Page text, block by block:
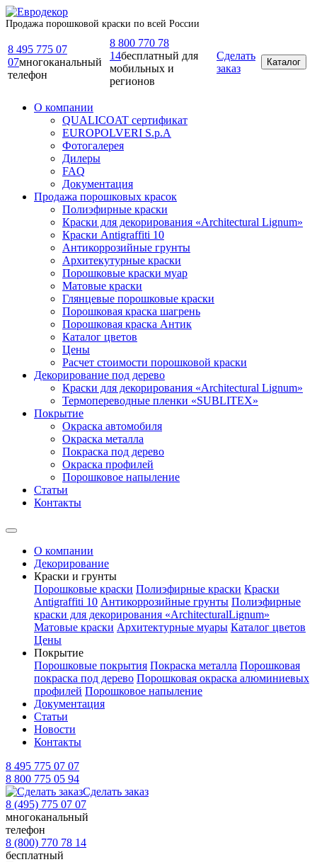
Продажа порошковой краски по всей России
8 495 775 07
07многоканальный
телефон
8 800 770 78
14бесплатный для
мобильных и
регионов
Сделать
заказ
Каталог
О компании
QUALICOAT сертификат
EUROPOLVERI S.p.A
Фотогалерея
Дилеры
FAQ
Документация
Продажа порошковых красок
Полиэфирные краски
Краски для декорирования «Architectural Lignum»
Краски Antigraffiti 10
Антикоррозийные грунты
Архитекутурные краски
Порошковые краски муар
Матовые краски
Глянцевые порошковые краски
Порошковая краска шагрень
Порошковая краска Антик
Каталог цветов
Цены
Расчет стоимости порошковой краски
Декорирование под дерево
Краски для декорирования «Architectural Lignum»
Термопереводные пленки «SUBLITEX»
Покрытие
Окраска автомобиля
Окраска металла
Покраска под дерево
Окраска профилей
Порошковое напыление
Статьи
Контакты
О компании
Декорирование
Краски и грунты
Порошковые краски Полиэфирные краски Краски
Antigraffiti 10 Антикоррозийные грунты Полиэфирные
краски для декорирования «ArchitecturalLignum»
Матовые краски Архитектурные муары Каталог цветов
Цены
Покрытие
Порошковые покрытия Покраска металла Порошковая
покраска под дерево Порошковая окраска алюминиевых
профилей Порошковое напыление
Документация
Статьи
Новости
Контакты
8 495 775 07 07
8 800 775 05 94
Сделать заказ
8 (495) 775 07 07
многоканальный
телефон
8 (800) 770 78 14
бесплатный